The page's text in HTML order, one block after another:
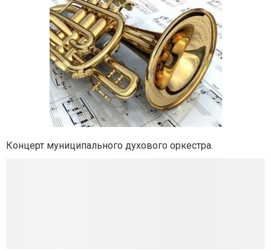
Концерт муниципального духового оркестра.